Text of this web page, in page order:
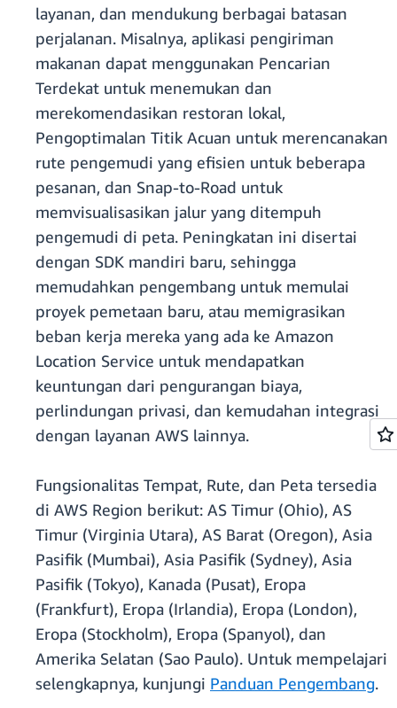
layanan, dan mendukung berbagai batasan
perjalanan. Misalnya, aplikasi pengiriman
makanan dapat menggunakan Pencarian
Terdekat untuk menemukan dan
merekomendasikan restoran lokal,
Pengoptimalan Titik Acuan untuk merencanakan
rute pengemudi yang efisien untuk beberapa
pesanan, dan Snap-to-Road untuk
memvisualisasikan jalur yang ditempuh
pengemudi di peta. Peningkatan ini disertai
dengan SDK mandiri baru, sehingga
memudahkan pengembang untuk memulai
proyek pemetaan baru, atau memigrasikan
beban kerja mereka yang ada ke Amazon
Location Service untuk mendapatkan
keuntungan dari pengurangan biaya,
perlindungan privasi, dan kemudahan integrasi
dengan layanan AWS lainnya.
Fungsionalitas Tempat, Rute, dan Peta tersedia
di AWS Region berikut: AS Timur (Ohio), AS
Timur (Virginia Utara), AS Barat (Oregon), Asia
Pasifik (Mumbai), Asia Pasifik (Sydney), Asia
Pasifik (Tokyo), Kanada (Pusat), Eropa
(Frankfurt), Eropa (Irlandia), Eropa (London),
Eropa (Stockholm), Eropa (Spanyol), dan
Amerika Selatan (Sao Paulo). Untuk mempelajari
selengkapnya, kunjungi Panduan Pengembang.